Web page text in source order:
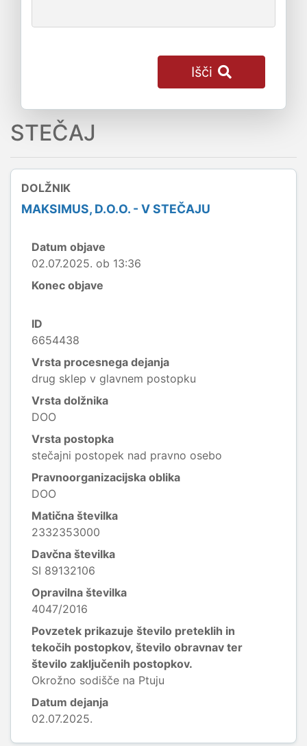
Išči
STEČAJ
DOLŽNIK
MAKSIMUS, D.O.O. - V STEČAJU
Datum objave
02.07.2025. ob 13:36
Konec objave
ID
6654438
Vrsta procesnega dejanja
drug sklep v glavnem postopku
Vrsta dolžnika
DOO
Vrsta postopka
stečajni postopek nad pravno osebo
Pravnoorganizacijska oblika
DOO
Matična številka
2332353000
Davčna številka
SI 89132106
Opravilna številka
4047/2016
Povzetek prikazuje število preteklih in
tekočih postopkov, število obravnav ter
število zaključenih postopkov.
Okrožno sodišče na Ptuju
Datum dejanja
02.07.2025.